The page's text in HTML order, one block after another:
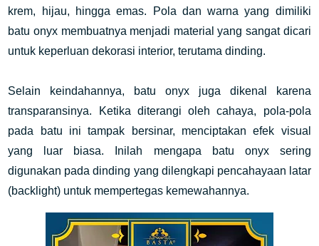
krem, hijau, hingga emas. Pola dan warna yang dimiliki
batu onyx membuatnya menjadi material yang sangat dicari
untuk keperluan dekorasi interior, terutama dinding.
Selain keindahannya, batu onyx juga dikenal karena
transparansinya. Ketika diterangi oleh cahaya, pola-pola
pada batu ini tampak bersinar, menciptakan efek visual
yang luar biasa. Inilah mengapa batu onyx sering
digunakan pada dinding yang dilengkapi pencahayaan latar
(backlight) untuk mempertegas kemewahannya.